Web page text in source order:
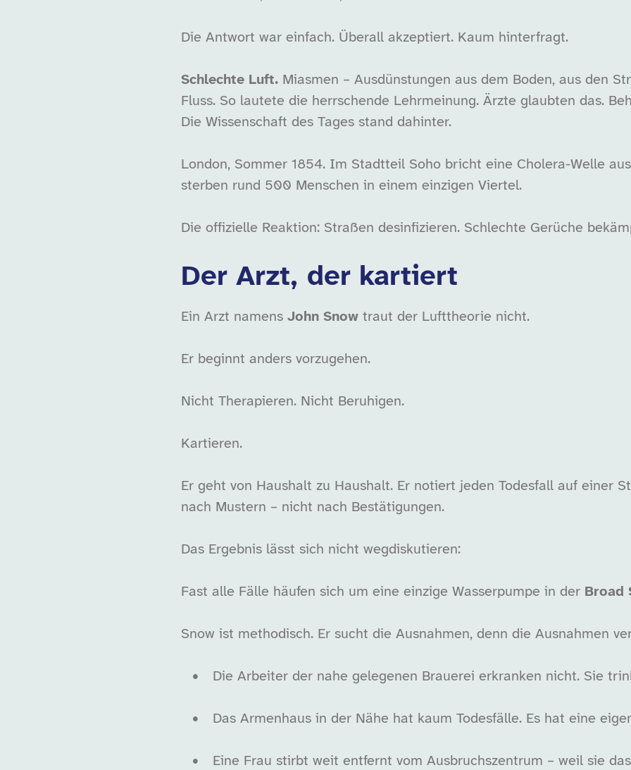
Die Antwort war einfach. Überall akzeptiert. Kaum hinterfragt.
Schlechte Luft. Miasmen – Ausdünstungen aus dem Boden, aus den
Fluss. So lautete die herrschende Lehrmeinung. Ärzte glaubten das.
Die Wissenschaft des Tages stand dahinter.
London, Sommer 1854. Im Stadtteil Soho bricht eine Cholera-Welle
sterben rund 500 Menschen in einem einzigen Viertel.
Die offizielle Reaktion: Straßen desinfizieren. Schlechte Gerüche
Der Arzt, der kartiert
Ein Arzt namens John Snow traut der Lufttheorie nicht.
Er beginnt anders vorzugehen.
Nicht Therapieren. Nicht Beruhigen.
Kartieren.
Er geht von Haushalt zu Haushalt. Er notiert jeden Todesfall auf einer
nach Mustern – nicht nach Bestätigungen.
Das Ergebnis lässt sich nicht wegdiskutieren:
Fast alle Fälle häufen sich um eine einzige Wasserpumpe in der Broad
Snow ist methodisch. Er sucht die Ausnahmen, denn die Ausnahmen
• Die Arbeiter der nahe gelegenen Brauerei erkranken nicht. Sie
• Das Armenhaus in der Nähe hat kaum Todesfälle. Es hat eine
•
Eine Frau stirbt weit entfernt vom Ausbruchszentrum – weil sie